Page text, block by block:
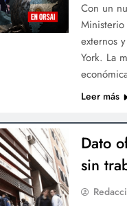
Con un
externos
York. La
Leer más
Dato
sin